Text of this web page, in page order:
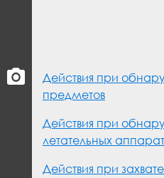
Действия при
предметов
Действия при
летательных
Действия при